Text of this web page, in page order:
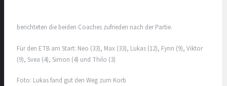
berichteten die beiden Coaches zufrieden nach der Partie.
Für den ETB am Start: Neo (33), Max (33), Lukas (12), Fynn (9), Viktor
(9), Svea (4), Simon (4) und Thilo (3)
Foto: Lukas fand gut den Weg zum Korb